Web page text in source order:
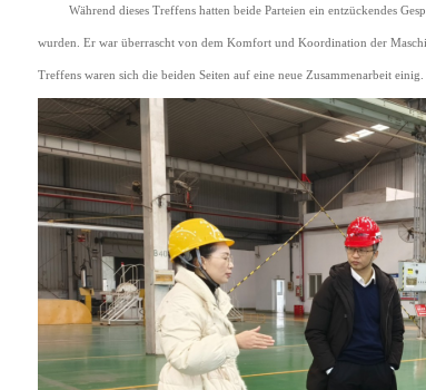
Während dieses Treffens hatten beide Parteien ein entzückendes
wurden. Er war überrascht von dem Komfort und Koordination der
Treffens waren sich die beiden Seiten auf eine neue Zusammenarbeit einig.